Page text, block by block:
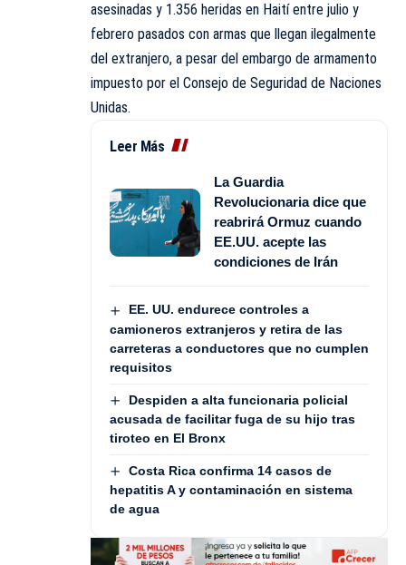
asesinadas y 1.356 heridas en Haití entre julio y
febrero pasados con armas que llegan ilegalmente
del extranjero, a pesar del embargo de armamento
impuesto por el Consejo de Seguridad de Naciones
Unidas.
Leer Más
La Guardia
Revolucionaria dice que
reabrirá Ormuz cuando
EE.UU. acepte las
condiciones de Irán
EE. UU. endurece controles a
camioneros extranjeros y retira de las
carreteras a conductores que no cumplen
requisitos
Despiden a alta funcionaria policial
acusada de facilitar fuga de su hijo tras
tiroteo en El Bronx
Costa Rica confirma 14 casos de
hepatitis A y contaminación en sistema
de agua